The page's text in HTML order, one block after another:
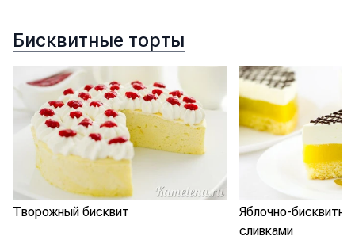
Бисквитные торты
Творожный бисквит
Яблочно-
сливками